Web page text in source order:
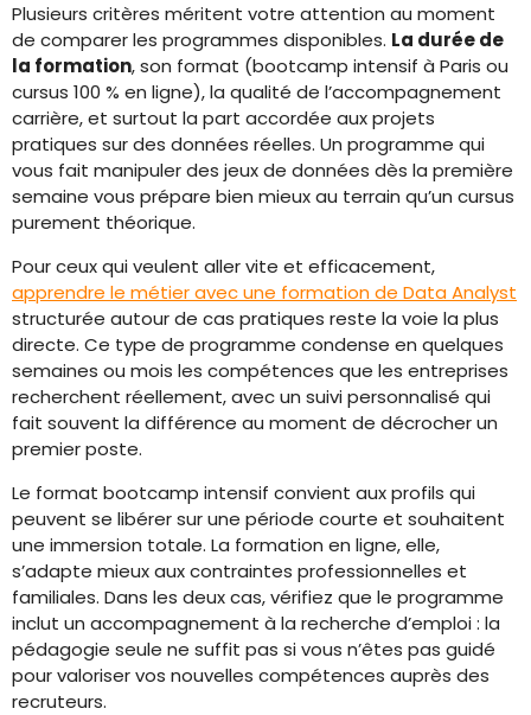
Plusieurs critères méritent votre attention au moment
de comparer les programmes disponibles. La durée de
la formation, son format (bootcamp intensif à Paris ou
cursus 100 % en ligne), la qualité de l’accompagnement
carrière, et surtout la part accordée aux projets
pratiques sur des données réelles. Un programme qui
vous fait manipuler des jeux de données dès la première
semaine vous prépare bien mieux au terrain qu’un cursus
purement théorique.
Pour ceux qui veulent aller vite et efficacement,
apprendre le métier avec une formation de Data Analyst
structurée autour de cas pratiques reste la voie la plus
directe. Ce type de programme condense en quelques
semaines ou mois les compétences que les entreprises
recherchent réellement, avec un suivi personnalisé qui
fait souvent la différence au moment de décrocher un
premier poste.
Le format bootcamp intensif convient aux profils qui
peuvent se libérer sur une période courte et souhaitent
une immersion totale. La formation en ligne, elle,
s’adapte mieux aux contraintes professionnelles et
familiales. Dans les deux cas, vérifiez que le programme
inclut un accompagnement à la recherche d’emploi : la
pédagogie seule ne suffit pas si vous n’êtes pas guidé
pour valoriser vos nouvelles compétences auprès des
recruteurs.